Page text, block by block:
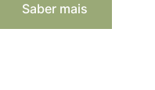
Saber mais